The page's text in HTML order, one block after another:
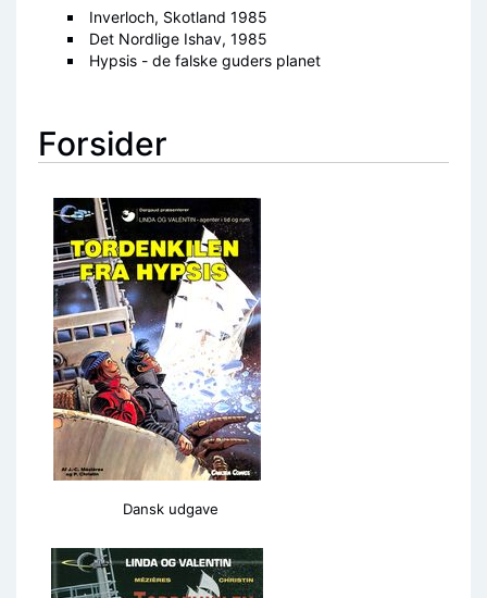
Inverloch, Skotland 1985
Det Nordlige Ishav, 1985
Hypsis - de falske guders planet
Forsider
Dansk udgave